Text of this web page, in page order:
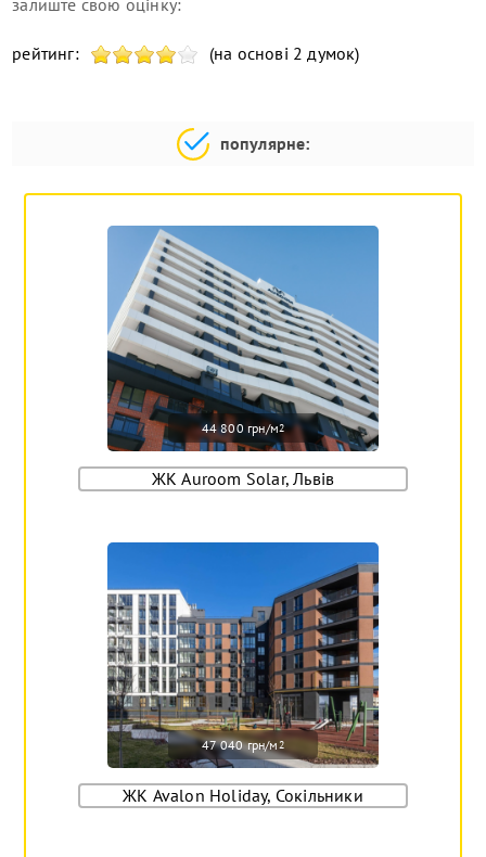
залиште свою оцінку:
рейтинг: (на основі 2 думок)
популярне:
44 800 грн/м2
ЖК Auroom Solar, Львів
47 040 грн/м2
ЖК Avalon Holiday, Сокільники